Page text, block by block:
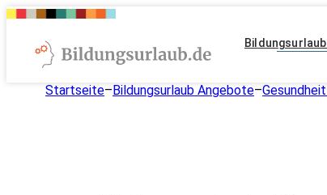
Startseite–Bildungsurlaub Angebote–